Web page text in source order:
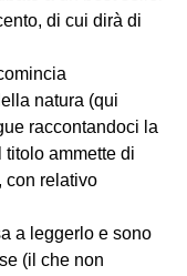
di cui dirà di
natura (qui
raccontandoci la
ammette di
con relativo
a leggerlo e sono
(il che non